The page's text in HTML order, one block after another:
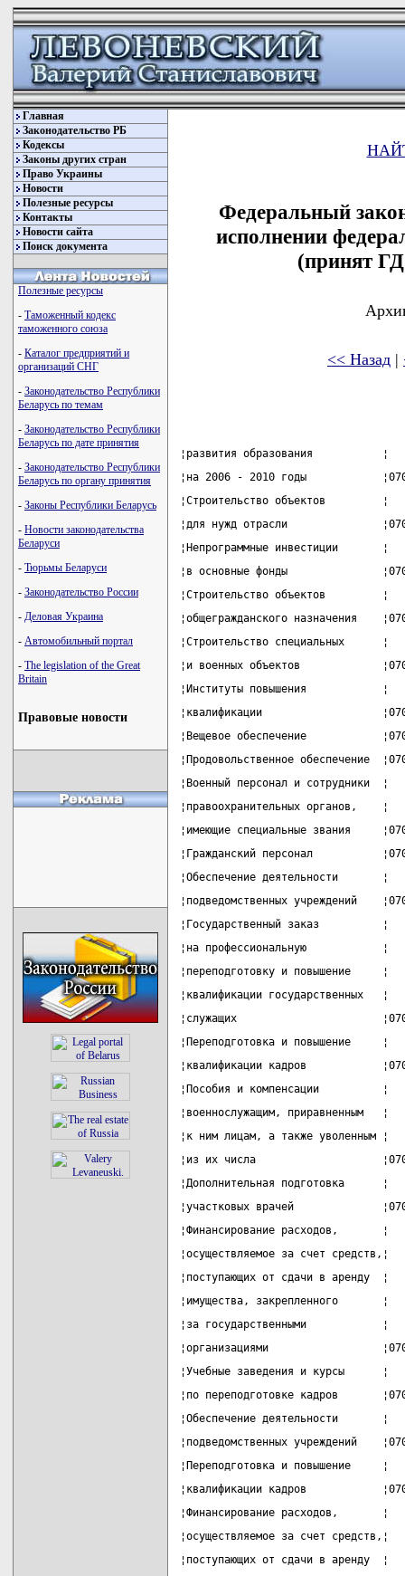
Главная
Законодательство РБ
Кодексы
Законы других стран
Право Украины
Новости
Полезные ресурсы
Контакты
Новости сайта
Поиск документа
Полезные ресурсы
- Таможенный кодекс
таможенного союза
- Каталог предприятий и
организаций СНГ
- Законодательство Республики
Беларусь по темам
- Законодательство Республики
Беларусь по дате принятия
- Законодательство Республики
Беларусь по органу принятия
- Законы Республики Беларусь
- Новости законодательства
Беларуси
- Тюрьмы Беларуси
- Законодательство России
- Деловая Украина
- Автомобильный портал
- The legislation of the Great
Britain
Правовые новости
Федеральный
исполнении
(принят
<< Назад |
¦развития образования
¦на 2006 - 2010 годы
¦Строительство объектов
¦для нужд отрасли
¦Непрограммные инвестиции
¦в основные фонды
¦Строительство объектов
¦общегражданского назначения
¦Строительство
¦и военных объектов
¦Институты повышения
¦квалификации
¦Вещевое обеспечение
¦Продовольственное обеспечение
¦Военный персонал и
¦правоохранительных
¦имеющие специальные звания
¦Гражданский персонал
¦Обеспечение деятельности
¦подведомственных учреждений
¦Государственный заказ
¦на профессиональную
¦переподготовку и
¦квалификации
¦служащих
¦Переподготовка и
¦квалификации кадров
¦Пособия и компенсации
¦военнослужащим,
¦к ним лицам, а также
¦из их числа
¦Дополнительная
¦участковых врачей
¦Финансирование расходов,
¦осуществляемое за счет
¦поступающих от сдачи в
¦имущества, закрепленного
¦за государственными
¦организациями
¦Учебные заведения и
¦по переподготовке кадров
¦Обеспечение деятельности
¦подведомственных учреждений
¦Переподготовка и
¦квалификации кадров
¦Финансирование расходов,
¦осуществляемое за счет
¦поступающих от сдачи в